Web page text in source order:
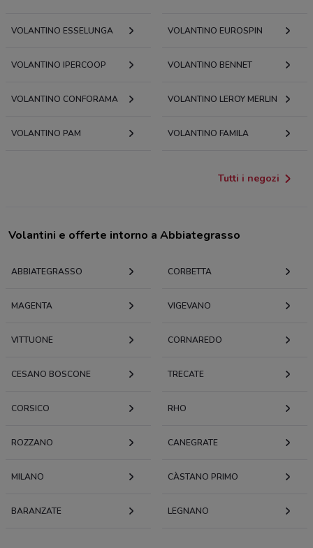
VOLANTINO ESSELUNGA VOLANTINO EUROSPIN
VOLANTINO IPERCOOP VOLANTINO BENNET
VOLANTINO CONFORAMA VOLANTINO LEROY MERLIN
VOLANTINO PAM VOLANTINO FAMILA
Tutti i negozi
Volantini e offerte intorno a Abbiategrasso
ABBIATEGRASSO CORBETTA
MAGENTA VIGEVANO
VITTUONE CORNAREDO
CESANO BOSCONE TRECATE
CORSICO RHO
ROZZANO CANEGRATE
MILANO CÀSTANO PRIMO
BARANZATE LEGNANO